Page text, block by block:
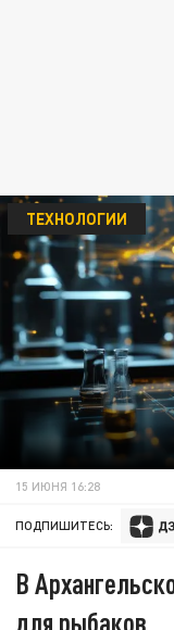
ТЕХНОЛОГИИ
15 ИЮНЯ 16:28
ПОДПИШИТЕСЬ:
В
для рыбаков